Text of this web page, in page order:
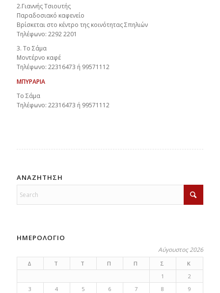
2.Γιαννής Τσιουτής
Παραδοσιακό καφενείο
Βρίσκεται στο κέντρο της κοινότητας Σπηλιών
Τηλέφωνο: 2292 2201
3. Το Σάμα
Μοντέρνο καφέ
Τηλέφωνο: 22316473 ή 99571112
ΜΠΥΡΑΡΙΑ
Το Σάμα
Τηλέφωνο: 22316473 ή 99571112
ΑΝΑΖΗΤΗΣΗ
ΗΜΕΡΟΛΟΓΙΟ
Αύγουστος 2026
Δ Τ Τ Π Π Σ
Κ
1
2
3
4 5 6 7 8
9